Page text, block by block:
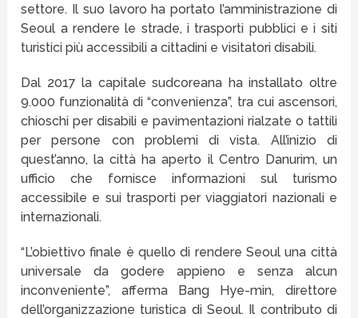
settore. Il suo lavoro ha portato l’amministrazione di
Seoul a rendere le strade, i trasporti pubblici e i siti
turistici più accessibili a cittadini e visitatori disabili.
Dal 2017 la capitale sudcoreana ha installato oltre
9.000 funzionalità di “convenienza”, tra cui ascensori,
chioschi per disabili e pavimentazioni rialzate o tattili
per persone con problemi di vista. All’inizio di
quest’anno, la città ha aperto il Centro Danurim, un
ufficio che fornisce informazioni sul turismo
accessibile e sui trasporti per viaggiatori nazionali e
internazionali.
“L’obiettivo finale è quello di rendere Seoul una città
universale da godere appieno e senza alcun
inconveniente”, afferma Bang Hye-min, direttore
dell’organizzazione turistica di Seoul. Il contributo di